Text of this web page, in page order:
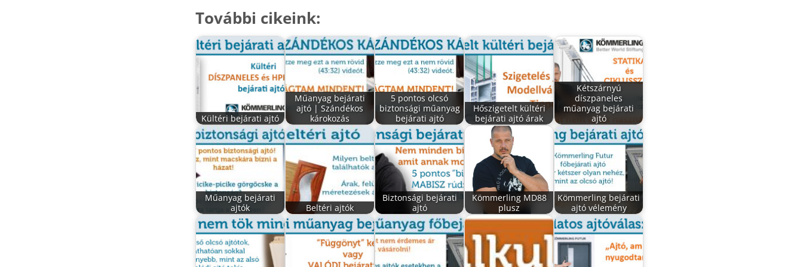
További cikeink:
Kültéri bejárati ajtó
Műanyag bejárati
ajtó | Szándékos
károkozás
5 pontos olcsó
biztonsági műanyag
bejárati ajtó
Hőszigetelt kültéri
bejárati ajtó árak
Kétszárnyú
díszpaneles
műanyag bejárati
ajtó
Műanyag bejárati
ajtók
Beltéri ajtók
Biztonsági bejárati
ajtó
Kömmerling MD88
plusz
Kömmerling bejárati
ajtó vélemény